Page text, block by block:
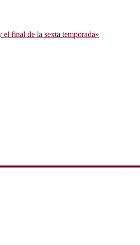
final de la sexta temporada»